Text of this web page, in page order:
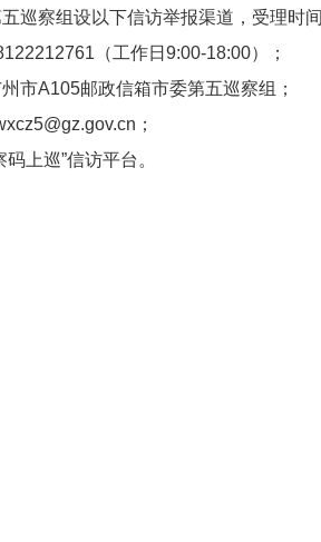
巡察组设以下信访举报渠道 ， 受理时
（工作日9:00-18:00）；
州市A105邮政信箱市委第五巡察组 ；
；
码上巡”信访平台 。